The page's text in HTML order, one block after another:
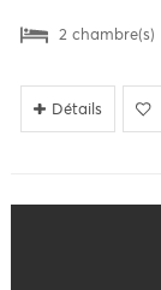
2 chambre(s)
Détails